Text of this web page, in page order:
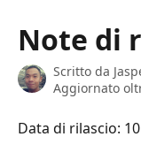
Note di
Scritto da
Aggiornato
Data di rilascio: